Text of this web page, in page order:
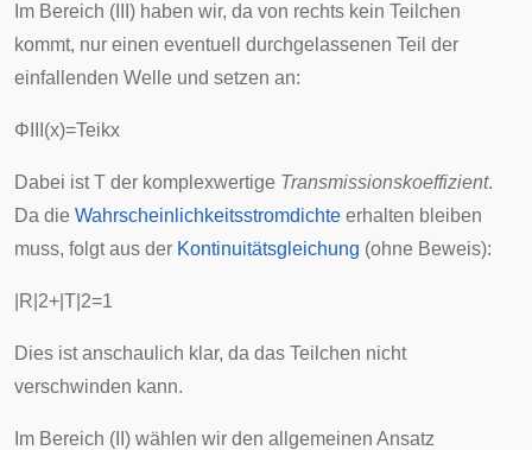
Im Bereich (III) haben wir, da von rechts kein Teilchen
kommt, nur einen eventuell durchgelassenen Teil der
einfallenden Welle und setzen an:
Φ (x)=Teikx
Dabei ist T der komplexwertige Transmissionskoeffizient.
Da die Wahrscheinlichkeitsstromdichte erhalten bleiben
muss, folgt aus der Kontinuitätsgleichung (ohne Beweis):
R 2+ T 2=1
Dies ist anschaulich klar, da das Teilchen nicht
verschwinden kann.
Im Bereich (II) wählen wir den allgemeinen Ansatz